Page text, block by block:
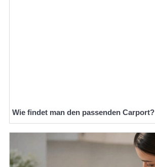
Wie findet man den passenden Carport?